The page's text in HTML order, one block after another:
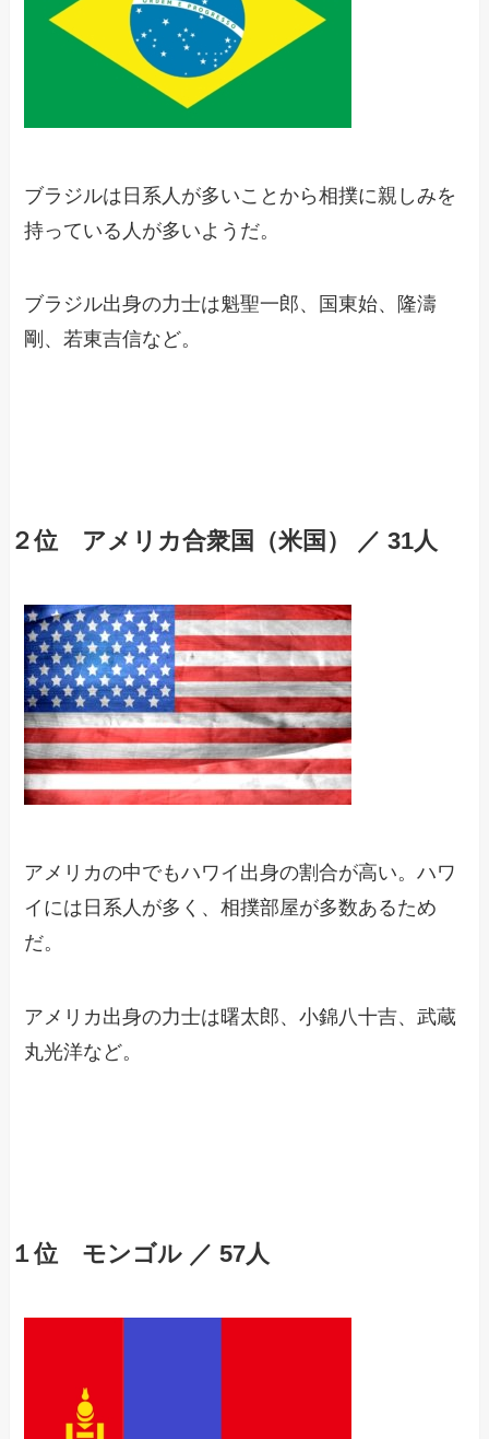
ブラジルは日系人が多いことから相撲に親しみを
持っている人が多いようだ。
ブラジル出身の力士は魁聖一郎、国東始、隆濤
剛、若東吉信など。
２位 アメリカ合衆国（米国） ／ 31人
アメリカの中でもハワイ出身の割合が高い。ハワ
イには日系人が多く、相撲部屋が多数あるため
だ。
アメリカ出身の力士は曙太郎、小錦八十吉、武蔵
丸光洋など。
１位 モンゴル ／ 57人